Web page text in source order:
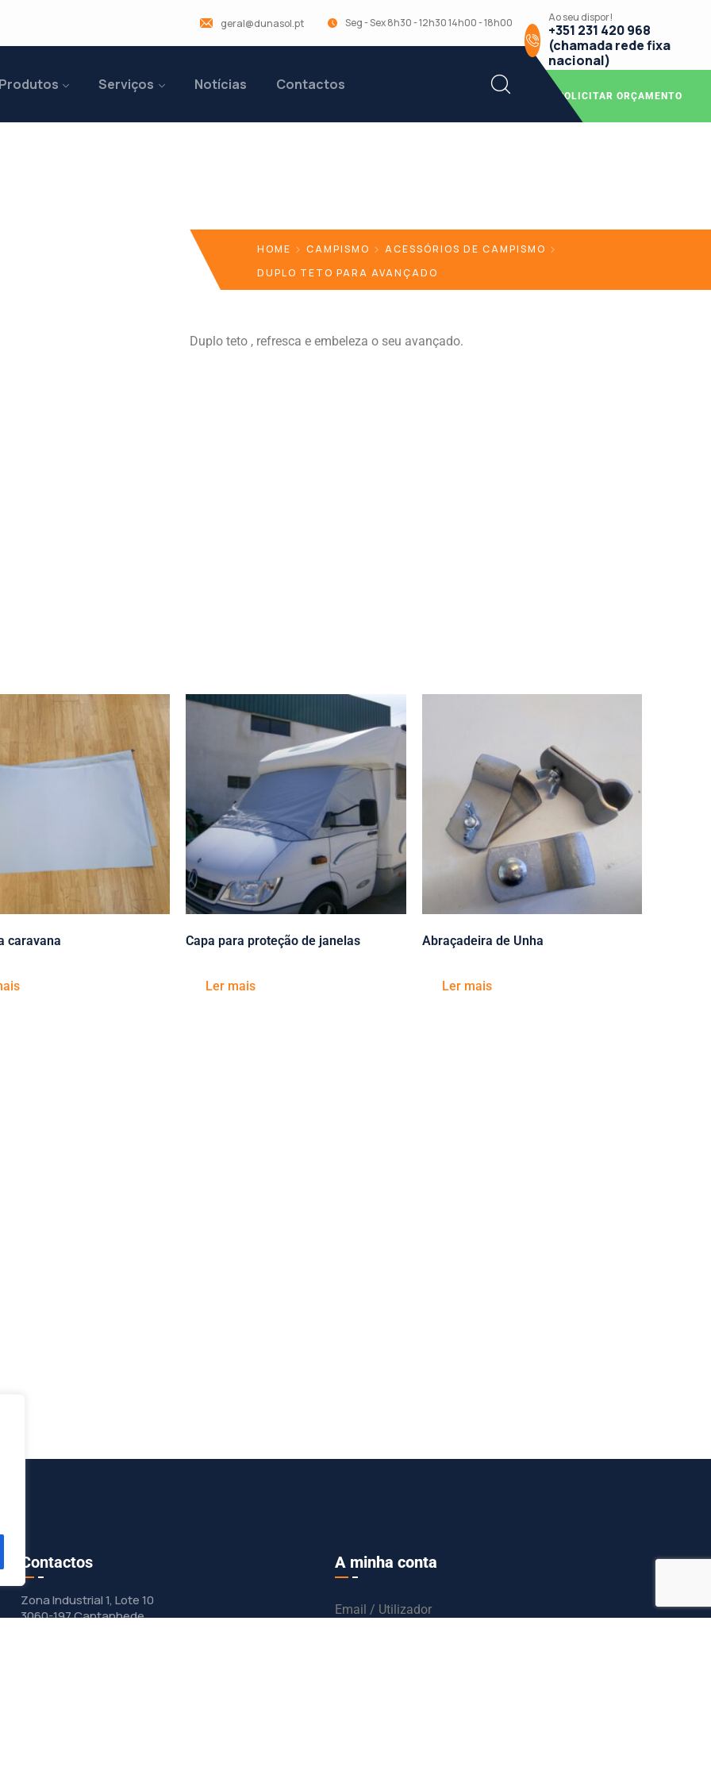
geral@dunasol.pt Seg - Sex 8h30 - 12h30 14h00 - 18h00 Ao seu dispor!
+351 231 420 968
(chamada rede fixa
nacional)
Produtos Serviços Notícias Contactos
SOLICITAR ORÇAMENTO
HOME CAMPISMO
ACESSÓRIOS DE CAMPISMO
DUPLO TETO PARA AVANÇADO
Duplo teto , refresca e embeleza o seu avançado.
caravana Capa para proteção de janelas
Ler mais
Abraçadeira de Unha
Ler mais
Contactos
Zona Industrial 1, Lote 10
3060-197 Cantanhede
A minha conta
Email / Utilizador